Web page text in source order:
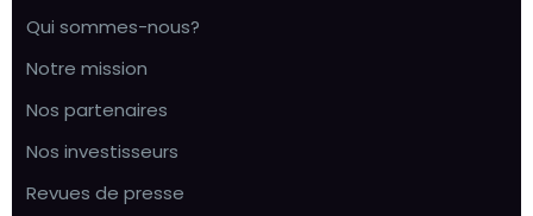
Qui sommes-nous?
Notre mission
Nos partenaires
Nos investisseurs
Revues de presse